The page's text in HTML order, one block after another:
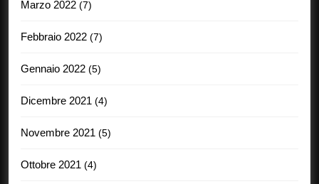
Marzo 2022 (7)
Febbraio 2022 (7)
Gennaio 2022 (5)
Dicembre 2021 (4)
Novembre 2021 (5)
Ottobre 2021 (4)